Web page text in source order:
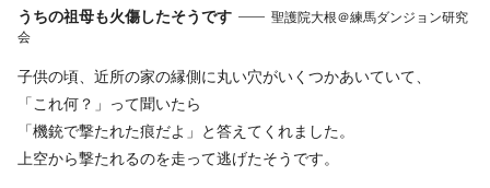
うちの祖母も火傷したそうです
聖護院大根＠練馬ダンジョン研究
会
子供の頃、近所の家の縁側に丸い穴がいくつかあいていて、
「これ何？」って聞いたら
「機銃で撃たれた痕だよ」と答えてくれました。
上空から撃たれるのを走って逃げたそうです。